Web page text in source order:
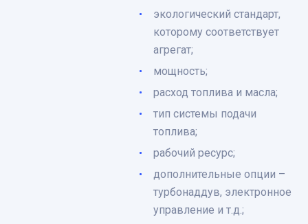
экологический стандарт,
которому соответствует
агрегат;
мощность;
расход топлива и масла;
тип системы подачи
топлива;
рабочий ресурс;
дополнительные опции –
турбонаддув, электронное
управление и т.д.;